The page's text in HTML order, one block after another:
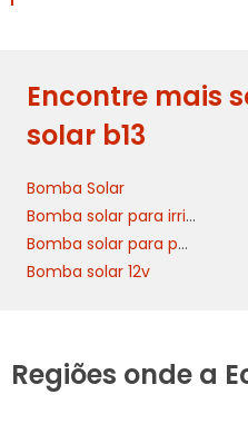
Encontre mais
solar b13
Bomba Solar
Bomba solar para irrigação
Bomba solar para poço
Bomba solar 12v
Regiões onde a